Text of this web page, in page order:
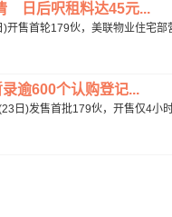
日后呎租料达45元...
开售首轮179伙，美联物业住宅
逾600个认购登记...
日)发售首批179伙，开售仅4